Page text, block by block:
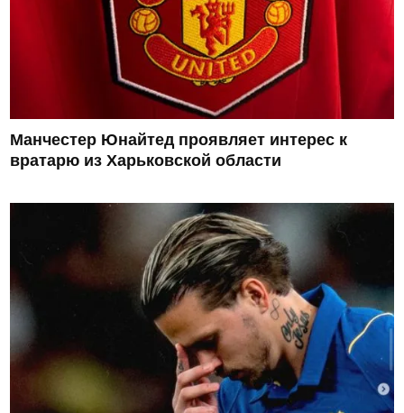
Манчестер Юнайтед проявляет интерес к
вратарю из Харьковской области